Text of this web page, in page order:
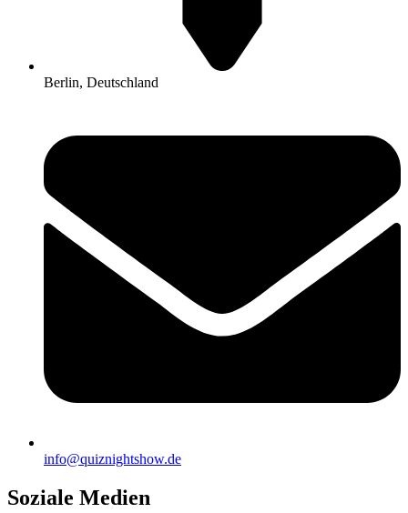
Berlin, Deutschland
info@quiznightshow.de
Soziale Medien